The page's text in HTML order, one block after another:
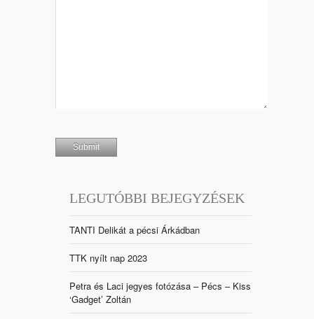
LEGUTÓBBI BEJEGYZÉSEK
TANTI Delikát a pécsi Árkádban
TTK nyílt nap 2023
Petra és Laci jegyes fotózása – Pécs – Kiss
‘Gadget’ Zoltán